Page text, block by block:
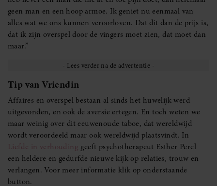
geen man en een hoop armoe. Ik geniet nu eenmaal van
alles wat we ons kunnen veroorloven. Dat dit dan de prijs is,
dat ik zijn overspel door de vingers moet zien, dat moet dan
maar.”
Tip van Vriendin
Affaires en overspel bestaan al sinds het huwelijk werd
uitgevonden, en ook de aversie ertegen. En toch weten we
maar weinig over dit eeuwenoude taboe, dat wereldwijd
wordt veroordeeld maar ook wereldwijd plaatsvindt. In
Liefde in verhouding geeft psychotherapeut Esther Perel
een heldere en gedurfde nieuwe kijk op relaties, trouw en
verlangen. Voor meer informatie klik op onderstaande
button.